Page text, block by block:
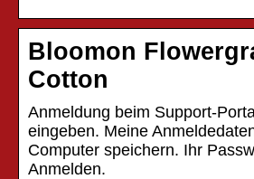
Bloomon
Cotton
Anmeldung beim Support-
eingeben. Meine
Computer speichern. Ihr
Anmelden.